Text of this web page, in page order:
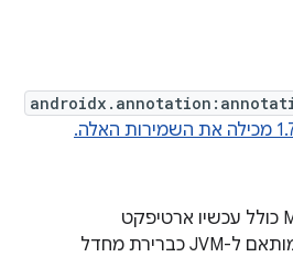
פרסום Maven POM כולל עכשיו ארטיפקט
רב-פלטפורמות שמותאם ל-JVM כברירת מחדל